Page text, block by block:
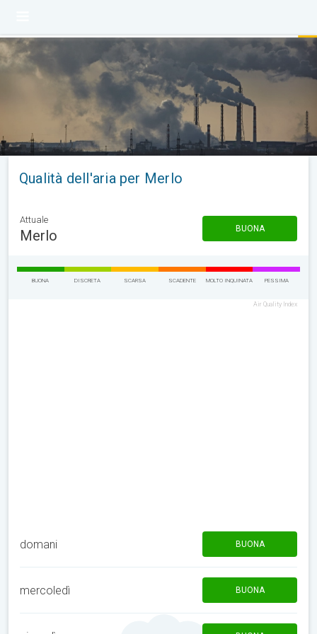
Qualità dell'aria per Merlo
Attuale
Merlo BUONA
BUONA DISCRETA SCARSA SCADENTE MOLTO INQUINATA PESSIMA
Air Quality Index
domani BUONA
mercoledì BUONA